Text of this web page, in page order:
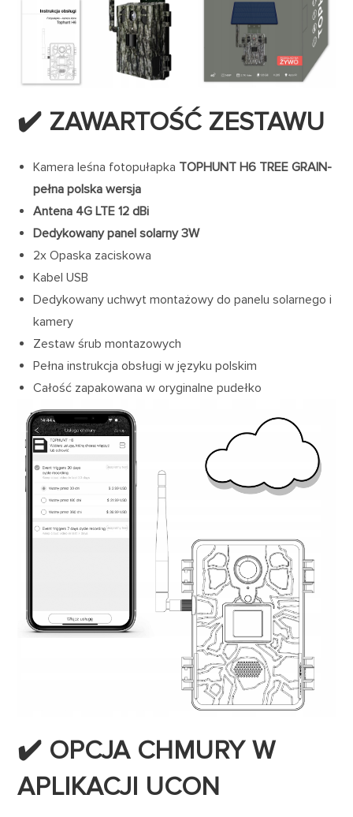
✔️ ZAWARTOŚĆ ZESTAWU
Kamera leśna fotopułapka TOPHUNT H6 TREE GRAIN-
pełna polska wersja
Antena 4G LTE 12 dBi
Dedykowany panel solarny 3W
2x Opaska zaciskowa
Kabel USB
Dedykowany uchwyt montażowy do panelu solarnego i
kamery
Zestaw śrub montazowych
Pełna instrukcja obsługi w języku polskim
Całość zapakowana w oryginalne pudełko
✔️ OPCJA CHMURY W
APLIKACJI UCON